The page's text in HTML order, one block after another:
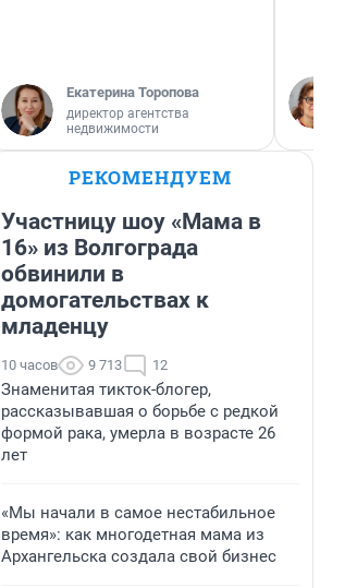
Екатерина Торопова
директор агентства
недвижимости
РЕКОМЕНДУЕМ
Участницу шоу «Мама в
16» из Волгограда
обвинили в
домогательствах к
младенцу
10 часов 9 713 12
Знаменитая тикток-блогер,
рассказывавшая о борьбе с редкой
формой рака, умерла в возрасте 26
лет
«Мы начали в самое нестабильное
время»: как многодетная мама из
Архангельска создала свой бизнес